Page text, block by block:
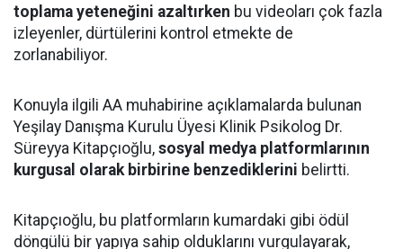
toplama yeteneğini azaltırken bu videoları çok fazla
izleyenler, dürtülerini kontrol etmekte de
zorlanabiliyor.
Konuyla ilgili AA muhabirine açıklamalarda bulunan
Yeşilay Danışma Kurulu Üyesi Klinik Psikolog Dr.
Süreyya Kitapçıoğlu, sosyal medya platformlarının
kurgusal olarak birbirine benzediklerini belirtti.
Kitapçıoğlu, bu platformların kumardaki gibi ödül
döngülü bir yapıya sahip olduklarını vurgulayarak,